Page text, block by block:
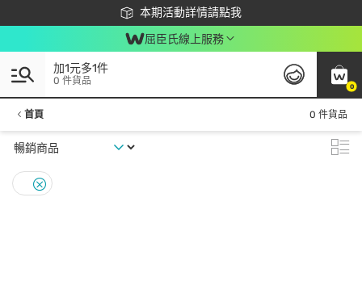
本期活動詳情請點我
下載app最高回饋$350
屈臣氏線上服務
0
加1元多1件
0 件貨品
首頁 0 件貨品